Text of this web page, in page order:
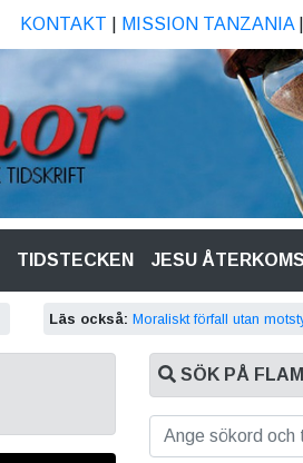
KONTAKT MISSION TANZANIA|
TIDSTECKEN JESU
Läs också: Moraliskt förfall utan
SÖK PÅ